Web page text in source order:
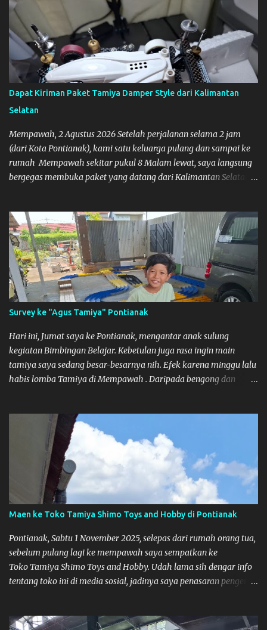
Dapat Kiriman Paket Tamiya Damper Style dari Kalimantan
Selatan
Mempawah, 2 Agustus 2026 Setelah perjalanan selama 2 jam
(dari Kota Pontianak), kami satu keluarga pulang dan sampai ke
rumah Mempawah sekitar pukul 8 Malam lewat, saya langsung
bergegas membuka paket yang datang dari Kalimantan Selatan.
Survey ke "Agus Tamiya" Pontianak
Hari ini, Jumat saya ke Pontianak, mengantar anak sulung
kegiatan Bimbingan Belajar. Kebetulan juga rasa ingin main
tamiya saya sedang besar-besarnya nih. Efek karena minggu lalu
habis lomba Tamiya di Mempawah . Daripada bengong dan
Maen ke Toko Tamiya Shimo Toys and Hobby di Pontianak
Pontianak, Sabtu 1 November 2025, selepas dari rumah orang tua,
sebelum pulang lagi ke mempawah saya sempatkan ke
Toko Tamiya Shimo Toys and Hobby. Udah lama sih dengar info
tentang toko ini di media sosial, jadinya saya penasaran pengen
bukanya di jam 1. Saya pulang dulu ke rumah ortu di Sepakat,